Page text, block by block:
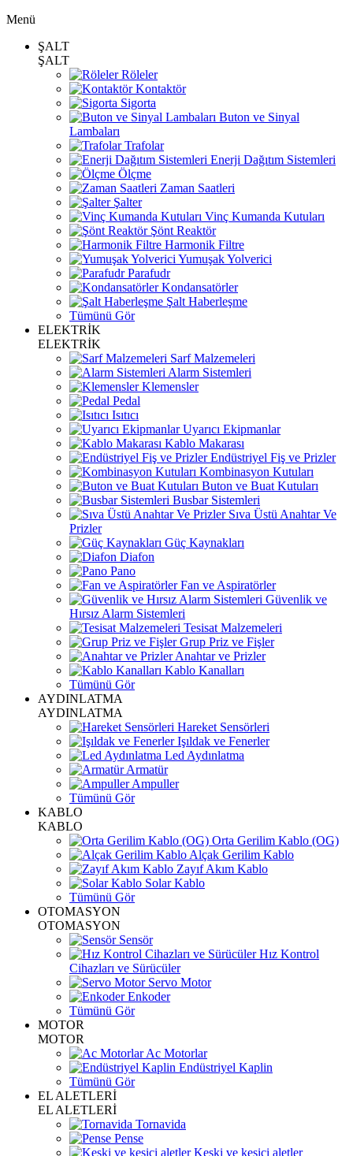
Menü
ŞALT
ŞALT
Röleler
Kontaktör
Sigorta
Buton ve Sinyal
Lambaları
Trafolar
Enerji Dağıtım Sistemleri
Ölçme
Zaman Saatleri
Şalter
Vinç Kumanda Kutuları
Şönt Reaktör
Harmonik Filtre
Yumuşak Yolverici
Parafudr
Kondansatörler
Şalt Haberleşme
Tümünü Gör
ELEKTRİK
ELEKTRİK
Sarf Malzemeleri
Alarm Sistemleri
Klemensler
Pedal
Isıtıcı
Uyarıcı Ekipmanlar
Kablo Makarası
Endüstriyel Fiş ve Prizler
Kombinasyon Kutuları
Buton ve Buat Kutuları
Busbar Sistemleri
Sıva Üstü Anahtar Ve
Prizler
Güç Kaynakları
Diafon
Pano
Fan ve Aspiratörler
Güvenlik ve
Hırsız Alarm Sistemleri
Tesisat Malzemeleri
Grup Priz ve Fişler
Anahtar ve Prizler
Kablo Kanalları
Tümünü Gör
AYDINLATMA
AYDINLATMA
Hareket Sensörleri
Işıldak ve Fenerler
Led Aydınlatma
Armatür
Ampuller
Tümünü Gör
KABLO
KABLO
Orta Gerilim Kablo (OG)
Alçak Gerilim Kablo
Zayıf Akım Kablo
Solar Kablo
Tümünü Gör
OTOMASYON
OTOMASYON
Sensör
Hız Kontrol
Cihazları ve Sürücüler
Servo Motor
Enkoder
Tümünü Gör
MOTOR
MOTOR
Ac Motorlar
Endüstriyel Kaplin
Tümünü Gör
EL ALETLERİ
EL ALETLERİ
Tornavida
Pense
Keski ve kesici aletler